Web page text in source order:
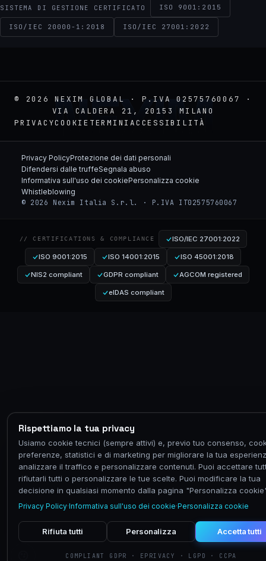
SISTEMA DI GESTIONE CERTIFICATO ISO 9001:2015
ISO/IEC 20000-1:2018 ISO/IEC 27001:2022
© 2026 NEXIM GLOBAL · P.IVA 02575760067 ·
VIA CALDERA 21, 20153 MILANO
PRIVACYCOOKIE TERMINI ACCESSIBILITÀ
NEXIM
Rispettiamo la tua privacy
Usiamo cookie tecnici (sempre attivi) e, previo tuo consenso,
preferenze, statistici e di marketing per migliorare la tua
analizzare il traffico e personalizzare contenuti. Puoi accettare
rifiutarli tutti o personalizzare le tue scelte. Puoi modificare la tua
decisione in qualsiasi momento dalla pagina "Personalizza
Privacy Policy·Informativa sull'uso dei cookie·Personalizza cookie
Rifiuta tutti Personalizza Accetta tutti
COMPLIANT GDPR · EPRIVACY · LGPD · CCPA
Privacy PolicyProtezione dei dati personali
Difendersi dalle truffeSegnala abuso
Informativa sull'uso dei cookiePersonalizza cookie
Whistleblowing
© 2026 Nexim Italia S.r.l. · P.IVA IT02575760067
// CERTIFICATIONS & COMPLIANCE ISO/IEC 27001:2022
ISO 9001:2015 ISO 14001:2015 ISO 45001:2018
NIS2 compliant GDPR compliant AGCOM registered
eIDAS compliant